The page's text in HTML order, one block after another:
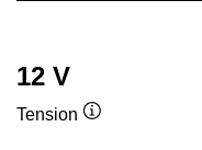
12 V
Tension